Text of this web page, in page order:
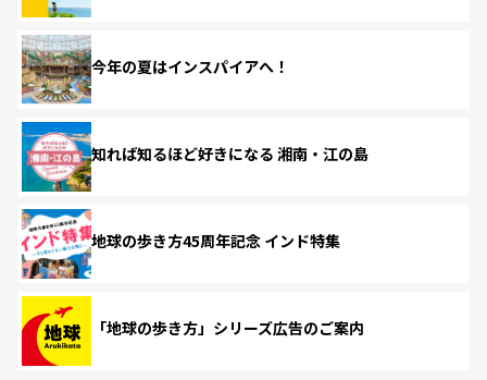
今年の夏はインスパイアへ！
知れば知るほど好きになる 湘南・江の島
地球の歩き方45周年記念 インド特集
「地球の歩き方」シリーズ広告のご案内